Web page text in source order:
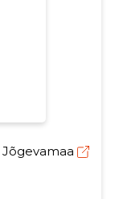
Jõgevamaa